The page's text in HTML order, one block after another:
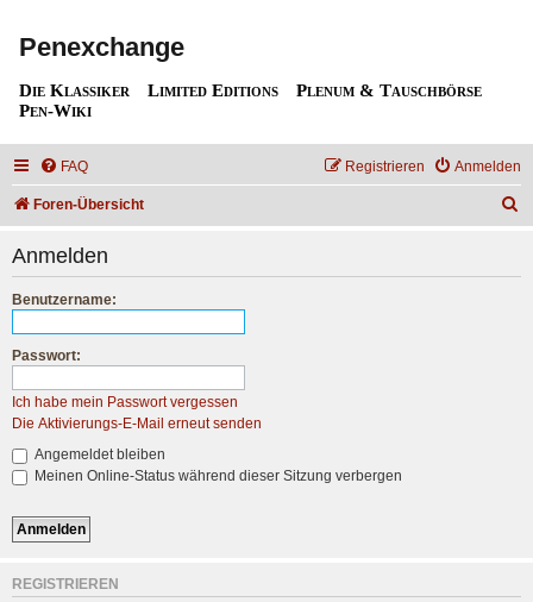
Penexchange
Die Klassiker Limited Editions
Plenum & Tauschbörse
Pen-Wiki
FAQ Anmelden
Registrieren
Foren-Übersicht
Anmelden
Benutzername:
Passwort:
Ich habe mein Passwort vergessen
Die Aktivierungs-E-Mail erneut senden
Angemeldet bleiben
Meinen Online-Status während dieser Sitzung verbergen
REGISTRIEREN